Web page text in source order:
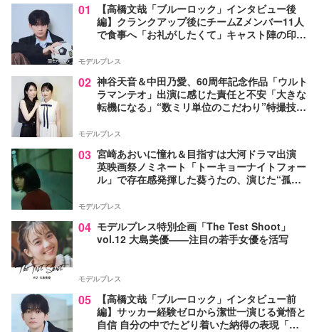
01
【高橋文哉「ブルーロック」インタビュー後
編】クランクアップ後にチームZメンバー11人
で食事へ「お礼がしたくて」キャスト陣の印象
モデルプレス
02 神谷天音＆中田乃愛、60周年記念作品「ウルト
ラマンテオ」出演に感じた責任と不安「大きな
転機になる」“数ミリ単位のこだわり”特撮技術
モデルプレス
03 宮崎あおいに憧れ＆目指すは大河ドラマ出演
英映画祭ノミネート「トーキョーナイトフォー
ル」で存在感発揮した葵うたの、演じた“孤
モデルプレス
04 モデルプレス特別企画「The Test Shoot」
vol.12 大島美優――注目の若手女優を活写
モデルプレス
05
【高橋文哉「ブルーロック」インタビュー前
編】サッカー経験ゼロから潔世一演じる覚悟と
自信 自分の中でたどり着いた納得の表現「一